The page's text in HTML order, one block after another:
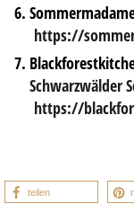
https://
Schwarzwälder
https://
teilen